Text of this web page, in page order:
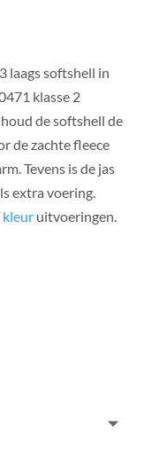
laags softshell in
klasse 2
de softshell de
de zachte fleece
Tevens is de jas
extra voering.
kleuruitvoeringen.